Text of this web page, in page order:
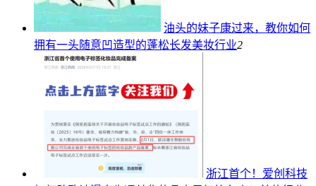
油头的妹子康过来，教你如何
拥有一头随意凹造型的蓬松长发美妆行业2
浙江首个！爱创科技